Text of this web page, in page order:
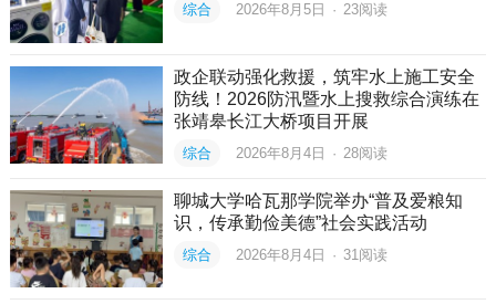
综合 2026年8月5日 · 23阅读
政企联动强化救援，筑牢水上施工安全
防线！2026防汛暨水上搜救综合演练在
张靖皋长江大桥项目开展
综合 2026年8月4日 · 28阅读
聊城大学哈瓦那学院举办“普及爱粮知
识，传承勤俭美德”社会实践活动
综合 2026年8月4日 · 31 阅读